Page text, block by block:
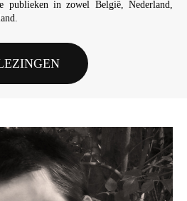
publieken in zowel België, Nederland,